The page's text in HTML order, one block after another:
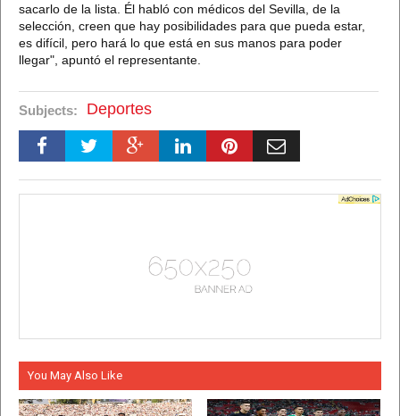
sacarlo de la lista. Él habló con médicos del Sevilla, de la
selección, creen que hay posibilidades para que pueda estar,
es difícil, pero hará lo que está en sus manos para poder
llegar", apuntó el representante.
Subjects: Deportes
You May Also Like